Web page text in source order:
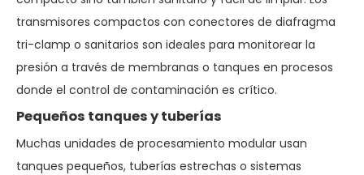
transmisores compactos con conectores de diafragma
tri-clamp o sanitarios son ideales para monitorear la
presión a través de membranas o tanques en procesos
donde el control de contaminación es crítico.
Pequeños tanques y tuberías
Muchas unidades de procesamiento modular usan
tanques pequeños, tuberías estrechas o sistemas